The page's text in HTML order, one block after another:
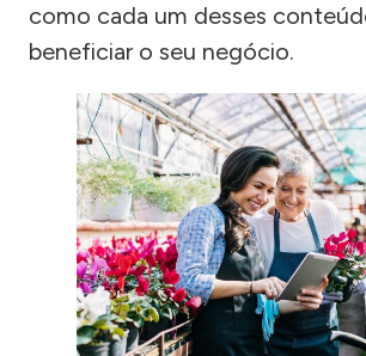
como cada um desses
beneficiar o seu negócio.